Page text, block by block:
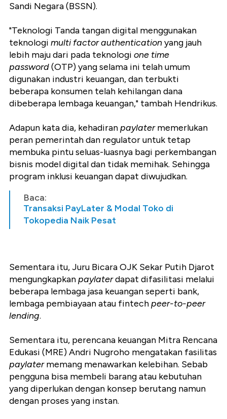
Sandi Negara (BSSN).
"Teknologi Tanda tangan digital menggunakan
teknologi multi factor authenticationyang jauh
lebih maju dari pada teknologi one time
password(OTP) yang selama ini telah umum
digunakan industri keuangan, dan terbukti
beberapa konsumen telah kehilangan dana
dibeberapa lembaga keuangan," tambah Hendrikus.
Adapun kata dia, kehadiranpaylatermemerlukan
peran pemerintah dan regulator untuk tetap
membuka pintu seluas-luasnya bagi perkembangan
bisnis model digital dan tidak memihak. Sehingga
program inklusi keuangan dapat diwujudkan.
Baca:
Transaksi PayLater & Modal Toko di
Tokopedia Naik Pesat
Sementara itu, Juru Bicara OJK Sekar Putih Djarot
mengungkapkanpaylaterdapat difasilitasi melalui
beberapa lembaga jasa keuangan seperti bank,
lembaga pembiayaan atau fintechpeer-to-peer
lending.
Sementara itu, perencana keuangan Mitra Rencana
Edukasi (MRE) Andri Nugroho mengatakan fasilitas
paylatermemang menawarkan kelebihan. Sebab
pengguna bisa membeli barang atau kebutuhan
yang diperlukan dengan konsep berutang namun
dengan proses yang instan.